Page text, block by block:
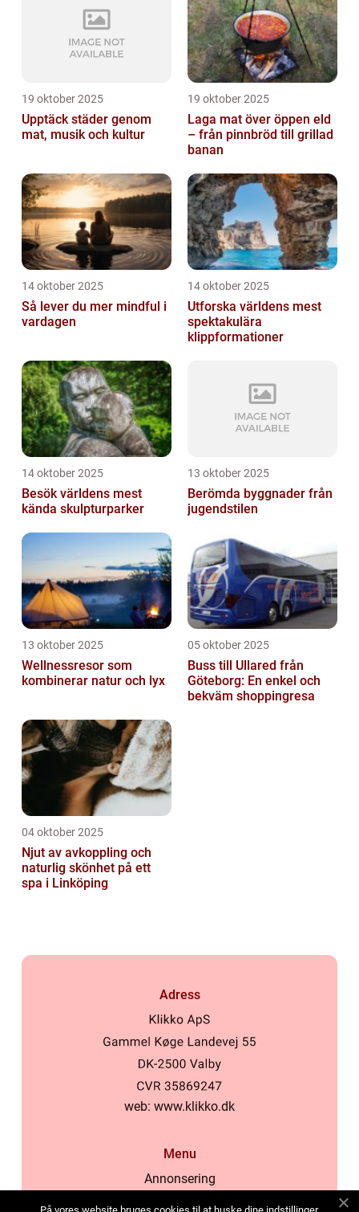
19 oktober 2025
Upptäck städer genom
mat, musik och kultur
19 oktober 2025
Laga mat över öppen eld
– från pinnbröd till grillad
banan
14 oktober 2025
Så lever du mer mindful i
vardagen
14 oktober 2025
Utforska världens mest
spektakulära
klippformationer
14 oktober 2025
Besök världens mest
kända skulpturparker
13 oktober 2025
Berömda byggnader från
jugendstilen
13 oktober 2025
Wellnessresor som
kombinerar natur och lyx
05 oktober 2025
Buss till Ullared från
Göteborg: En enkel och
bekväm shoppingresa
04 oktober 2025
Njut av avkoppling och
naturlig skönhet på ett
spa i Linköping
Adress
web: www.klikko.dk
Menu
Annonsering